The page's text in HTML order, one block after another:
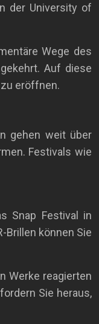
der University of
Wege des
Auf diese
eröffnen.
gehen weit über
Festivals wie
Snap Festival in
Brillen können Sie
Werke reagierten
Sie heraus,